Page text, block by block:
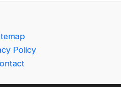
Policy